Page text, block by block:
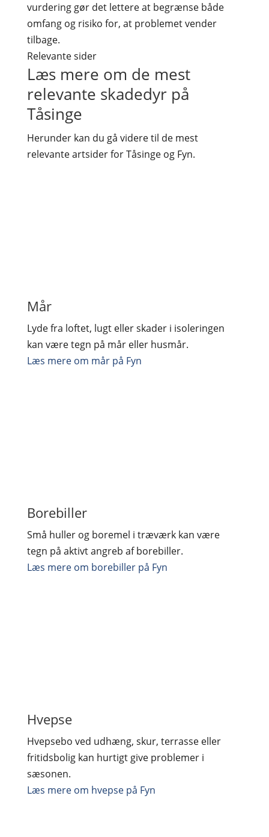
vurdering gør det lettere at begrænse både
omfang og risiko for, at problemet vender
tilbage.
Relevante sider
Læs mere om de mest
relevante skadedyr på
Tåsinge
Herunder kan du gå videre til de mest
relevante artsider for Tåsinge og Fyn.
Mår
Lyde fra loftet, lugt eller skader i isoleringen
kan være tegn på mår eller husmår.
Læs mere om mår på Fyn
Borebiller
Små huller og boremel i træværk kan være
tegn på aktivt angreb af borebiller.
Læs mere om borebiller på Fyn
Hvepse
Hvepsebo ved udhæng, skur, terrasse eller
fritidsbolig kan hurtigt give problemer i
sæsonen.
Læs mere om hvepse på Fyn